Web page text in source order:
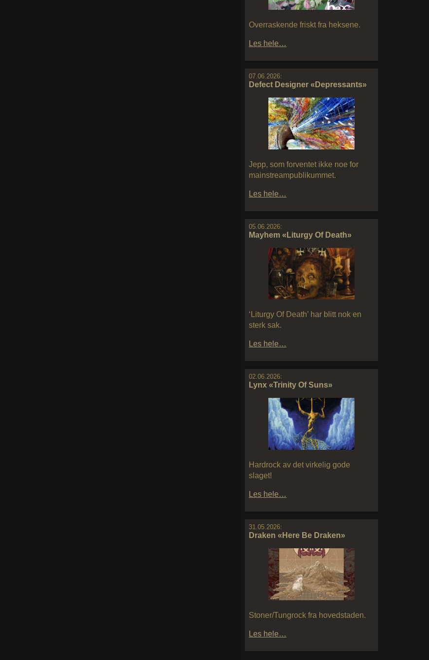
Overraskende friskt fra heksene.
Les hele…
07.06.2026:
Defect Designer «Depressants»
Jepp, som forventet ikke noe for
mainstreampublikummet.
Les hele…
05.06.2026:
Mayhem «Liturgy Of Death»
‘Liturgy Of Death’ har blitt nok en
sterk sak.
Les hele…
02.06.2026:
Lynx «Trinity Of Suns»
Hardrock av det virkelig gode
slaget!
Les hele…
31.05.2026:
Draken «Here Be Draken»
Stoner/Tungrock fra hovedstaden.
Les hele…